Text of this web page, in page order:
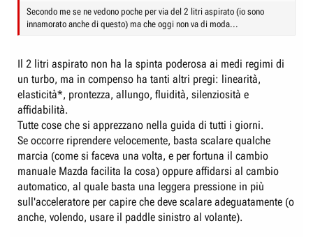
Secondo me se ne vedono poche per via del 2 litri aspirato (io sono
innamorato anche di questo) ma che oggi non va di moda...
Il 2 litri aspirato non ha la spinta poderosa ai medi regimi di
un turbo, ma in compenso ha tanti altri pregi: linearità,
elasticità*, prontezza, allungo, fluidità, silenziosità e
affidabilità.
Tutte cose che si apprezzano nella guida di tutti i giorni.
Se occorre riprendere velocemente, basta scalare qualche
marcia (come si faceva una volta, e per fortuna il cambio
manuale Mazda facilita la cosa) oppure affidarsi al cambio
automatico, al quale basta una leggera pressione in più
sull'acceleratore per capire che deve scalare adeguatamente (o
anche, volendo, usare il paddle sinistro al volante).